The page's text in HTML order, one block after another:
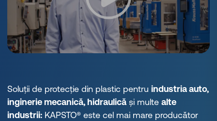
Soluții de protecție din plastic pentru industria auto,
inginerie mecanică, hidraulică și multe alte
industrii: KAPSTO® este cel mai mare producător